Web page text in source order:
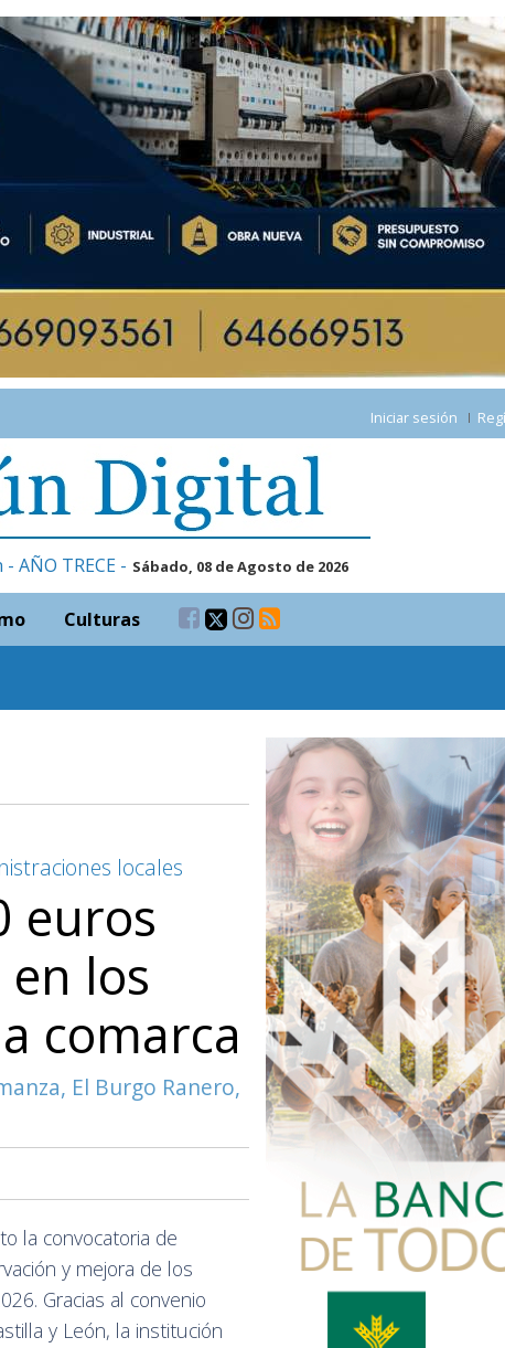
Iniciar sesión
AÑO TRECE - Sábado, 08 de Agosto de 2026
Culturas
locales
euros
los
comarca
El Burgo Ranero,
la convocatoria de
y mejora de los
Gracias al convenio
y León, la institución